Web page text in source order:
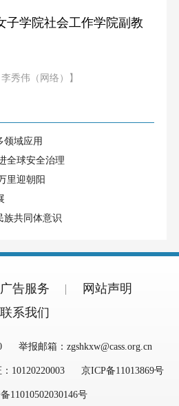
学院社会工作学院副教
秀伟（网络）】
领域应用
全球安全治理
里迎朝阳
族共同体意识
广告服务
网站声明
联系我们
举报邮箱：zgshkxw@cass.org.cn
10120220003 京ICP备11013869号
11010502030146号